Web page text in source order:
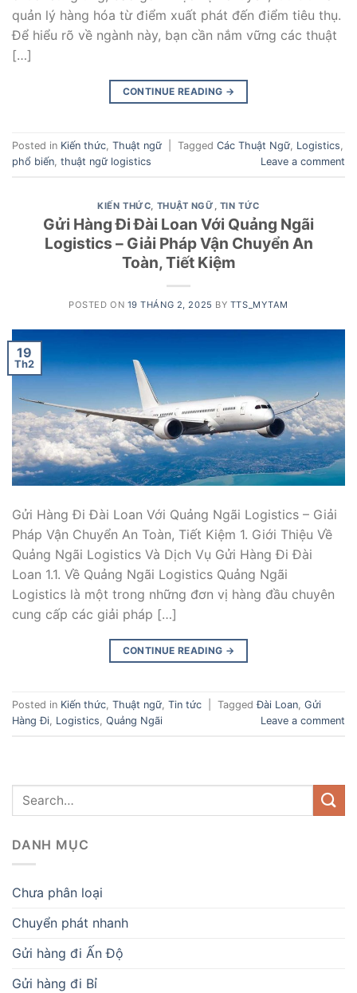
quản lý hàng hóa từ điểm xuất phát đến điểm tiêu thụ.
Để hiểu rõ về ngành này, bạn cần nắm vững các thuật
[…]
CONTINUE READING →
Posted in Kiến thức, Thuật ngữ Tagged Các Thuật Ngữ, Logistics,
phổ biến, thuật ngữ logistics Leave a comment
KIẾN THỨC, THUẬT NGỮ , TIN TỨC
Gửi Hàng Đi Đài Loan Với Quảng Ngãi
Logistics – Giải Pháp Vận Chuyển An
Toàn, Tiết Kiệm
POSTED ON 19 THÁNG 2, 2025 BY TTS_MYTAM
19
Th2
Gửi Hàng Đi Đài Loan Với Quảng Ngãi Logistics – Giải
Pháp Vận Chuyển An Toàn, Tiết Kiệm 1. Giới Thiệu Về
Quảng Ngãi Logistics Và Dịch Vụ Gửi Hàng Đi Đài
Loan 1.1. Về Quảng Ngãi Logistics Quảng Ngãi
Logistics là một trong những đơn vị hàng đầu chuyên
cung cấp các giải pháp […]
CONTINUE READING →
Posted in Kiến thức, Thuật ngữ, Tin tức TaggedĐài Loan, Gửi
Hàng Đi, Logistics, Quảng Ngãi Leave a comment
DANH MỤC
Chưa phân loại
Chuyển phát nhanh
Gửi hàng đi Ấn Độ
Gửi hàng đi Bỉ